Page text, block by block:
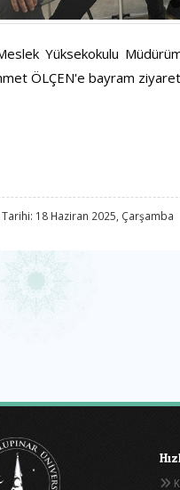
Yüksekokulu
ÖLÇEN'e bayram
18 Haziran 2025, Çarşamba